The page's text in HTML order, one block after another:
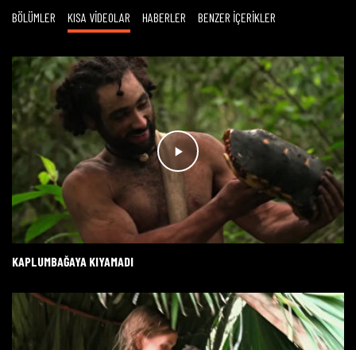
BÖLÜMLER KISA VİDEOLAR HABERLER BENZER İÇERİKLER
KAPLUMBAĞAYA KIYAMADI